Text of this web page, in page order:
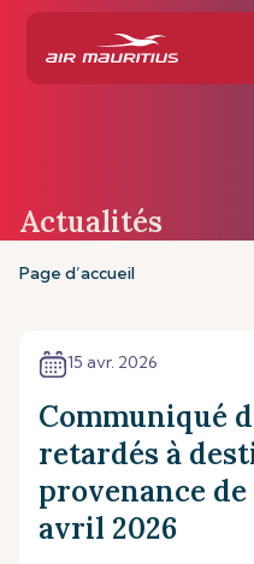
Actualités
Page d’accueil
15 avr. 2026
Communiqué
retardés à
provenance de
avril 2026